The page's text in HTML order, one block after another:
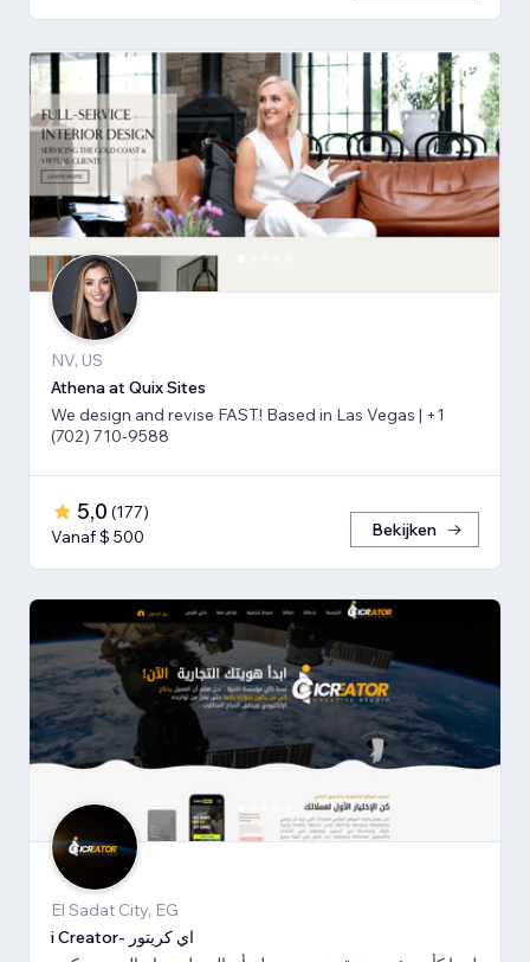
NV, US
Athena at Quix Sites
We design and revise FAST! Based in Las Vegas | +1
(702) 710-9588
5,0 (177)
Vanaf $ 500
Bekijken
El Sadat City, EG
i Creator- اي كريتور